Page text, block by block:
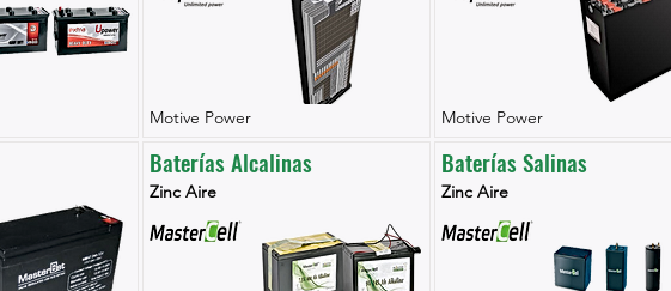
Motive Power
Baterías Alcalinas
Zinc Aire
Motive Power
Baterías Salinas
Zinc Aire